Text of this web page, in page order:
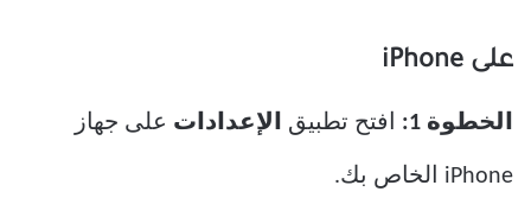
على iPhone
الخطوة 1: افتح تطبيق الإعدادات على جهاز
iPhone الخاص بك.